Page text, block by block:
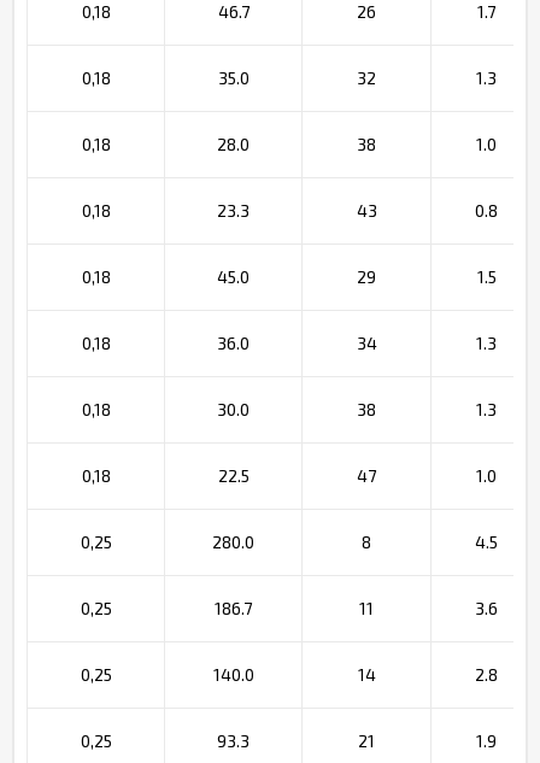
0,18 46.7 26 1.7
0,18 35.0 32 1.3
0,18 28.0 38 1.0
0,18 23.3 43 0.8
0,18 45.0 29 1.5
0,18 36.0 34 1.3
0,18 30.0 38 1.3
0,18 22.5 47 1.0
0,25 280.0 8 4.5
0,25 186.7 11 3.6
0,25 140.0 14 2.8
0,25 93.3 21 1.9